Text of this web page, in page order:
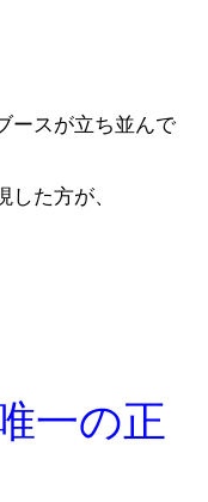
ースが立ち並んで
た方が、
一の正